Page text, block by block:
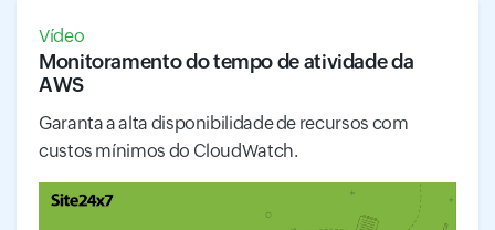
Vídeo
Monitoramento do tempo de atividade da
AWS
Garanta a alta disponibilidade de recursos com
custos mínimos do CloudWatch.